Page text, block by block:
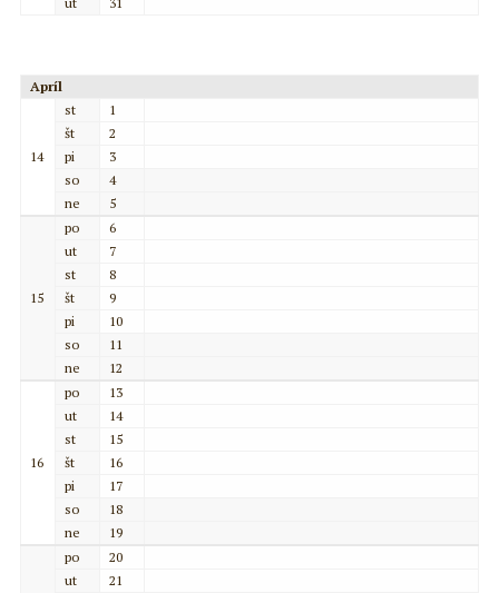
Apríl
14
st
1
št
2
pi
3
so
4
ne
5
15
po
6
ut
7
st
8
št
9
pi
10
so
11
ne
12
16
po
13
ut
14
st
15
št
16
pi
17
so
18
ne
19
po
20
ut
21